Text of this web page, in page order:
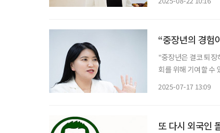
“중장년의 경험
"중장년은 결코 퇴장
회를 위해 기여할 수
2025-07-17 13:09
또 다시 외국인